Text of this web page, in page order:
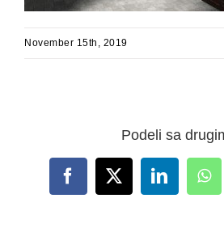
November 15th, 2019
Podeli sa
Facebook
X LinkedIn